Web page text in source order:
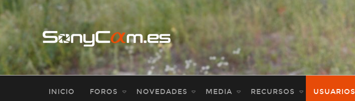
INICIO FOROS NOVEDADES MEDIA RECURSOS USUARIOS